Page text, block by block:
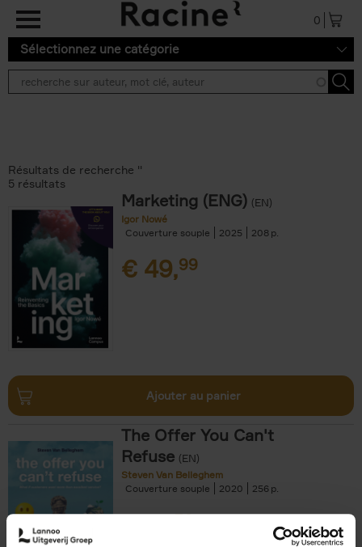
Aller au contenu principal
0
Sélectionnez une catégorie
Résultats de recherche ''
5 résultats
Marketing (ENG) (EN)
Igor Nowé
Couverture souple
2025 208
€ 49,99
Ajouter au panier
The Offer You Can't
Refuse (EN)
Steven Van Belleghem
Couverture souple
2020 256
€37,50